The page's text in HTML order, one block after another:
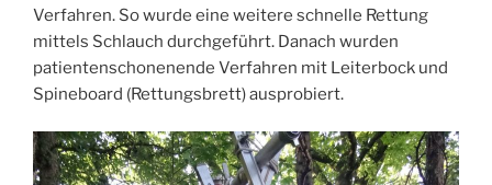
Verfahren. So wurde eine weitere schnelle Rettung
mittels Schlauch durchgeführt. Danach wurden
patientenschonenende Verfahren mit Leiterbock und
Spineboard (Rettungsbrett) ausprobiert.